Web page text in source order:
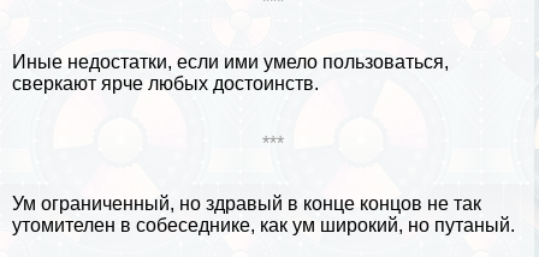
Иные недостатки, если ими умело пользоваться,
сверкают ярче любых достоинств.
***
Ум ограниченный, но здравый в конце концов не так
утомителен в собеседнике, как ум широкий, но пyтaный.